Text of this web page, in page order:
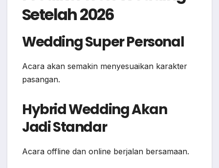
Setelah 2026
Wedding Super Personal
Acara akan semakin menyesuaikan karakter
pasangan.
Hybrid Wedding Akan
Jadi Standar
Acara offline dan online berjalan bersamaan.